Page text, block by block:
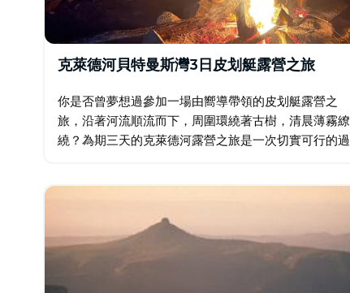
克萊德河貝特曼斯灣3日皮划艇露營之旅
你是否曾夢想過參加一場由嚮導帶領的皮划艇露營之
旅，沿著河流順流而下，周圍環繞著古樹，清晨薄霧繚
繞？為期三天的克萊德河露營之旅是一次切實可行的過